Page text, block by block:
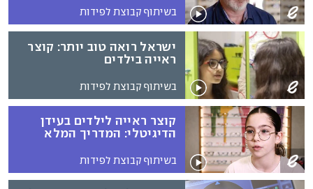
בשיתוף קבוצת לפידות
ישראל רואה טוב יותר: קוצר
ראייה בילדים
בשיתוף קבוצת לפידות
קוצר ראייה לילדים בעידן
הדיגיטלי: המדריך המלא
בשיתוף קבוצת לפידות